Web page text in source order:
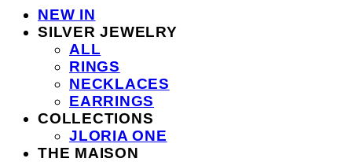
NEW IN
SILVER JEWELRY
ALL
RINGS
NECKLACES
EARRINGS
COLLECTIONS
JLORIA ONE
THE MAISON